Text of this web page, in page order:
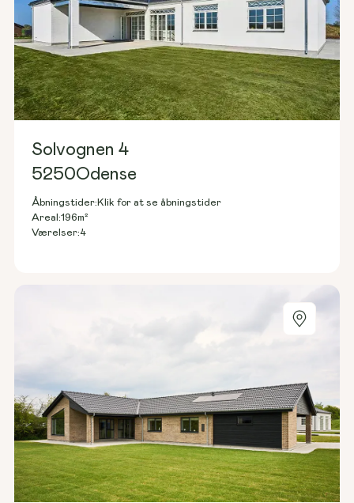
Solvognen 4
5250Odense
Åbningstider: Klik for at se åbningstider
Areal:196m²
Værelser:4